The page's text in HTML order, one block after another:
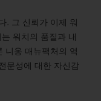
. 그 신뢰가 이제 워
워치의 품질과 내
니옹 매뉴팩처의 역
문성에 대한 자신감